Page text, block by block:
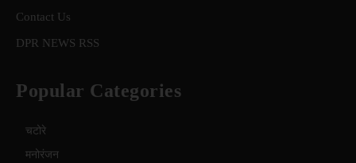
Contact Us
DPR NEWS RSS
Popular Categories
चटोरे
मनोरंजन